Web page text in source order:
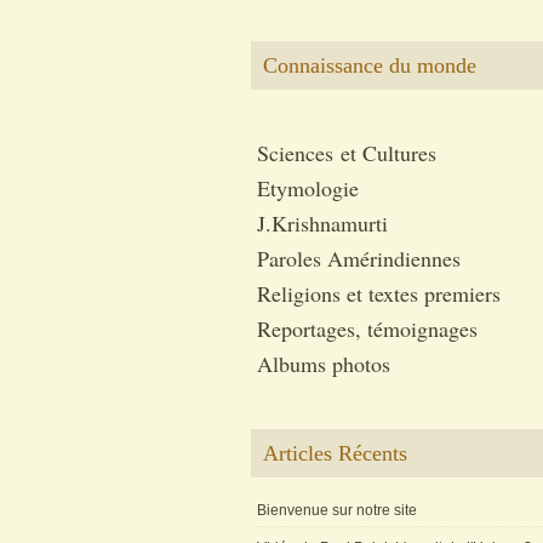
Connaissance du monde
Sciences et Cultures
Etymologie
J.Krishnamurti
Paroles Amérindiennes
Religions et textes premiers
Reportages, témoignages
Albums photos
Articles Récents
Bienvenue sur notre site